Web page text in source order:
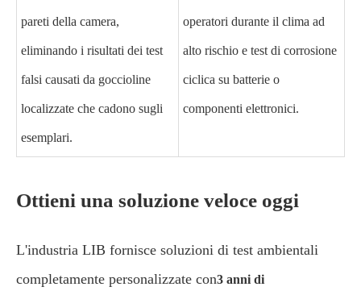
pareti della camera,
eliminando i risultati dei test
falsi causati da goccioline
localizzate che cadono sugli
esemplari.
operatori durante il clima ad
alto rischio e test di corrosione
ciclica su batterie o
componenti elettronici.
Ottieni una soluzione veloce oggi
L'industria LIB fornisce soluzioni di test ambientali
completamente personalizzate con3 anni di